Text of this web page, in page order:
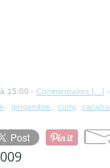
15:00 - Commentaires [ ]
gingembre curry,